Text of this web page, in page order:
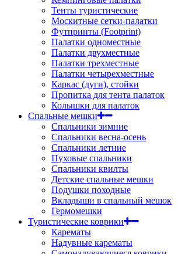
Тенты туристические
Москитные сетки-палатки
Футпринты (Footprint)
Палатки одноместные
Палатки двухместные
Палатки трехместные
Палатки четырехместные
Каркас (дуги), стойки
Пропитка для тента палаток
Колышки для палаток
Спальные мешки
Спальники зимние
Спальники весна-осень
Спальники летние
Пуховые спальники
Спальники квилты
Детские спальные мешки
Подушки походные
Вкладыши в спальный мешок
Гермомешки
Туристические коврики
Карематы
Надувные карематы